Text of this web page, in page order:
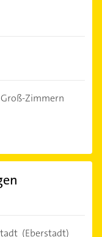
Zimmern
(Eberstadt)